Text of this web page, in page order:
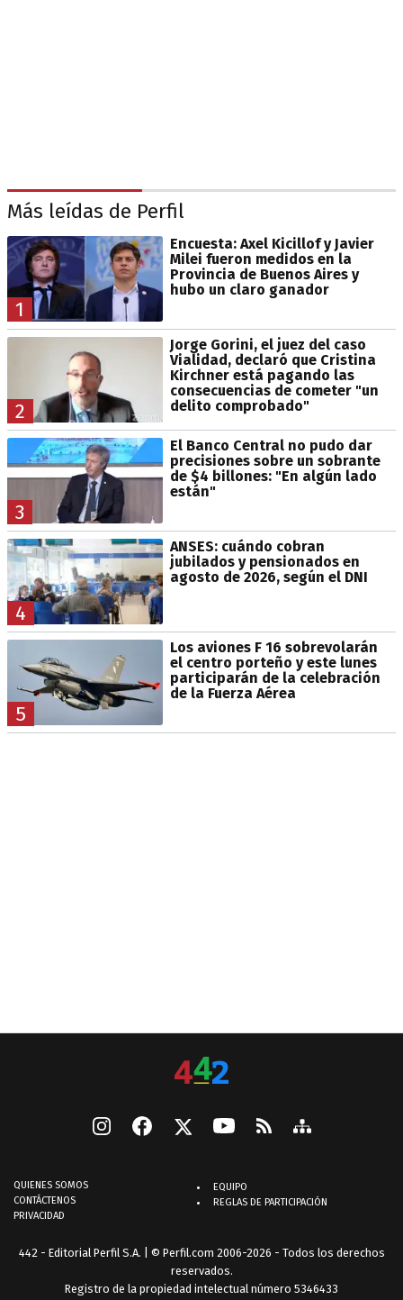
Más leídas de Perfil
1
Encuesta: Axel Kicillof y Javier
Milei fueron medidos en la
Provincia de Buenos Aires y
hubo un claro ganador
2
Jorge Gorini, el juez del caso
Vialidad, declaró que Cristina
Kirchner está pagando las
consecuencias de cometer "un
delito comprobado"
3
El Banco Central no pudo dar
precisiones sobre un sobrante
de $4 billones: "En algún lado
están"
4
ANSES: cuándo cobran
jubilados y pensionados en
agosto de 2026, según el DNI
5
Los aviones F 16 sobrevolarán
el centro porteño y este lunes
participarán de la celebración
de la Fuerza Aérea
QUIENES SOMOS
CONTÁCTENOS
PRIVACIDAD
EQUIPO
REGLAS DE PARTICIPACIÓN
442 - Editorial Perfil S.A. | © Perfil.com 2006-2026 - Todos los derechos
reservados.
Registro de la propiedad intelectual número 5346433